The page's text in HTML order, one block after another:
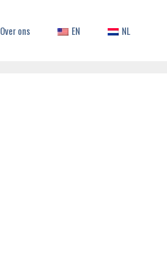
Over ons EN NL